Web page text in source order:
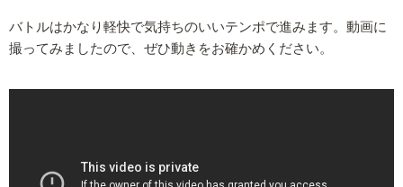
バトルはかなり軽快で気持ちのいいテンポで進みます。動画に
撮ってみましたので、ぜひ動きをお確かめください。